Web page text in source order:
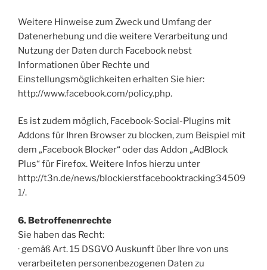
Weitere Hinweise zum Zweck und Umfang der
Datenerhebung und die weitere Verarbeitung und
Nutzung der Daten durch Facebook nebst
Informationen über Rechte und
Einstellungsmöglichkeiten erhalten Sie hier:
http://www.facebook.com/policy.php.
Es ist zudem möglich, Facebook-Social-Plugins mit
Addons für Ihren Browser zu blocken, zum Beispiel mit
dem „Facebook Blocker“ oder das Addon „AdBlock
Plus“ für Firefox. Weitere Infos hierzu unter
http://t3n.de/news/blockierstfacebooktracking34509
1/.
6. Betroffenenrechte
Sie haben das Recht:
· gemäß Art. 15 DSGVO Auskunft über Ihre von uns
verarbeiteten personenbezogenen Daten zu